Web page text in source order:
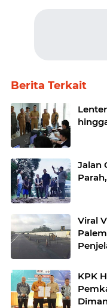
Berita Terkait
Jalan
Viral
KPK